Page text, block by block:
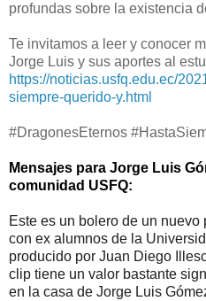
profundas sobre la existencia
Te invitamos a leer y conocer
Jorge Luis y sus aportes al
https://noticias.usfq.edu.ec/
siempre-querido-y.html
#DragonesEternos
Mensajes para Jorge Luis
comunidad USFQ:
Este es un bolero de un
con ex alumnos de la
producido por Juan Diego
clip tiene un valor bastante
en la casa de Jorge Luis